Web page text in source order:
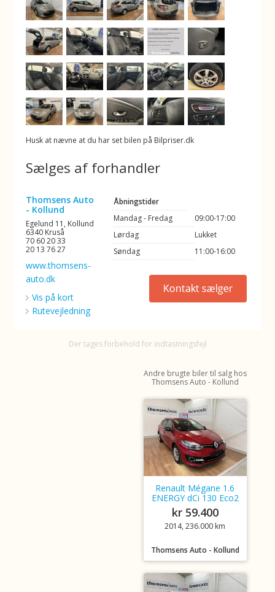
Husk at nævne at du har set bilen på Bilpriser.dk
Sælges af forhandler
Thomsens Auto
- Kollund
Egelund 11, Kollund
6340 Kruså
70 60 20 33
20 13 76 27
www.thomsens-
auto.dk
Vis på kort
Rutevejledning
Åbningstider
Mandag - Fredag
09:00-17:00
Lørdag
Lukket
Søndag
11:00-16:00
Der tages forbehold for indtastningsfejl
Andre brugte biler til salg hos
Thomsens Auto - Kollund
Renault Mégane 1.6
ENERGY dCi 130 Eco2
kr 59.400
2014, 236.000 km
Thomsens Auto - Kollund